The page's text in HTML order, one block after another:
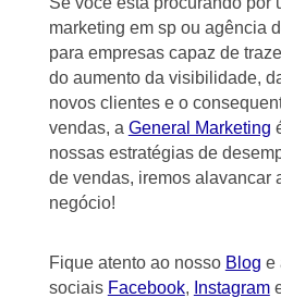
marketing em sp ou agência
para empresas capaz de
do aumento da visibilidade,
novos clientes e o
vendas, a General Marketing
nossas estratégias de
de vendas, iremos alavancar
negócio!
Fique atento ao nosso Blog e
sociais Facebook, Instagram